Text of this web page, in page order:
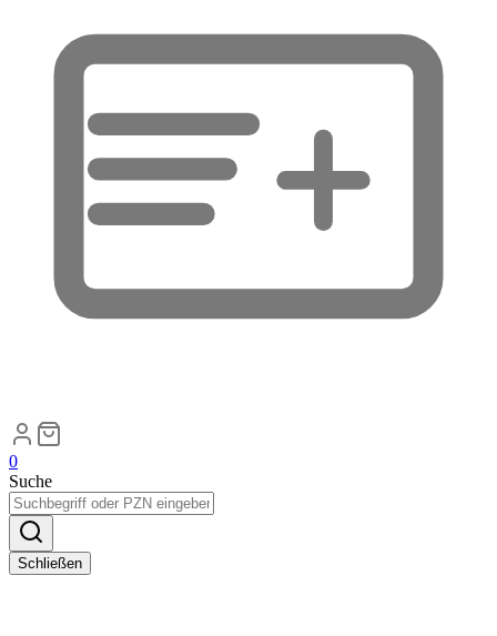
0
Suche
Schließen